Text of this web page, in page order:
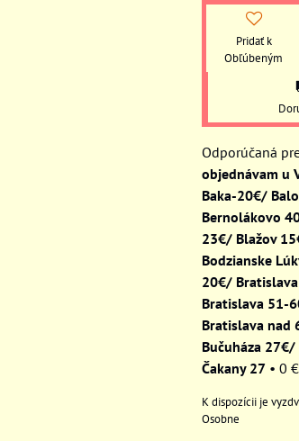
Pridať k
Obľúbeným
objednávam u
Baka-20€/
Bernolákovo
23€/ Blažov
Bodzianske
20€/
Bratislava 51-
Bratislava nad
Bučuháza
Čakany 27 • 0 €
Osobne